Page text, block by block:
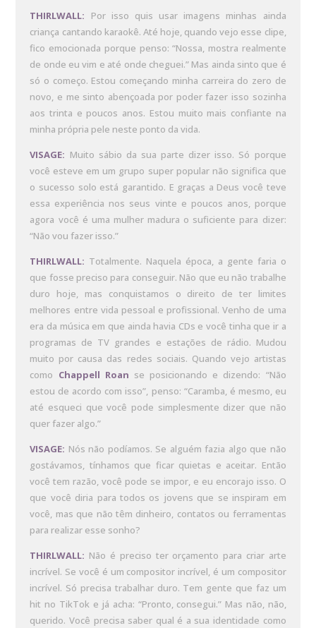
THIRLWALL: Por isso quis usar imagens minhas ainda
criança cantando karaokê. Até hoje, quando vejo esse clipe,
fico emocionada porque penso: “Nossa, mostra realmente
de onde eu vim e até onde cheguei.” Mas ainda sinto que é
só o começo. Estou começando minha carreira do zero de
novo, e me sinto abençoada por poder fazer isso sozinha
aos trinta e poucos anos. Estou muito mais confiante na
minha própria pele neste ponto da vida.
VISAGE: Muito sábio da sua parte dizer isso. Só porque
você esteve em um grupo super popular não significa que
o sucesso solo está garantido. E graças a Deus você teve
essa experiência nos seus vinte e poucos anos, porque
agora você é uma mulher madura o suficiente para dizer:
“Não vou fazer isso.”
THIRLWALL: Totalmente. Naquela época, a gente faria o
que fosse preciso para conseguir. Não que eu não trabalhe
duro hoje, mas conquistamos o direito de ter limites
melhores entre vida pessoal e profissional. Venho de uma
era da música em que ainda havia CDs e você tinha que ir a
programas de TV grandes e estações de rádio. Mudou
muito por causa das redes sociais. Quando vejo artistas
como Chappell Roan se posicionando e dizendo: “Não
estou de acordo com isso”, penso: “Caramba, é mesmo, eu
até esqueci que você pode simplesmente dizer que não
quer fazer algo.”
VISAGE: Nós não podíamos. Se alguém fazia algo que não
gostávamos, tínhamos que ficar quietas e aceitar. Então
você tem razão, você pode se impor, e eu encorajo isso. O
que você diria para todos os jovens que se inspiram em
você, mas que não têm dinheiro, contatos ou ferramentas
para realizar esse sonho?
THIRLWALL: Não é preciso ter orçamento para criar arte
incrível. Se você é um compositor incrível, é um compositor
incrível. Só precisa trabalhar duro. Tem gente que faz um
hit no TikTok e já acha: “Pronto, consegui.” Mas não, não,
querido. Você precisa saber qual é a sua identidade como